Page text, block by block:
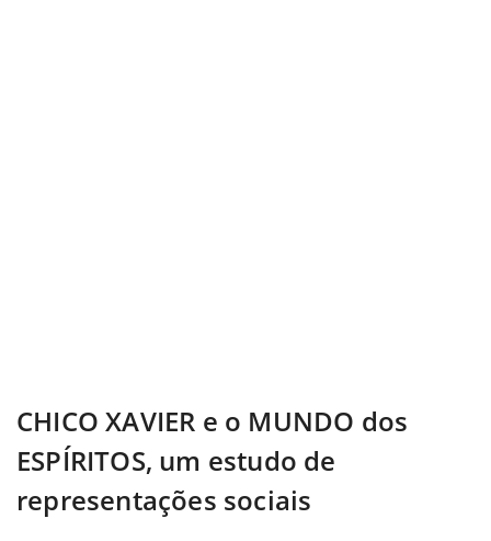
CHICO XAVIER e o MUNDO dos
ESPÍRITOS, um estudo de
representações sociais